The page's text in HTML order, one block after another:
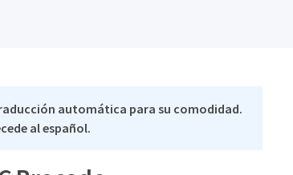
automática para su comodidad.
al español.